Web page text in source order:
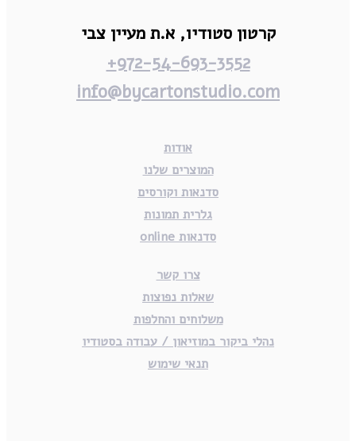
קרטון סטודיו,א.ת מעיין צבי
972-54-693-3552+
info@bycartonstudio.com
אודות
המוצרים שלנו
סדנאות וקורסים
גלרית תמונות
סדנאות online
צרו קשר
שאלות נפוצות
משלוחים והחלפות
נהלי ביקור במוזיאון / עבודה בסטודיו
תנאי שימוש